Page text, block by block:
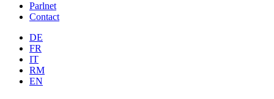
Parlnet
Contact
DE
FR
IT
RM
EN